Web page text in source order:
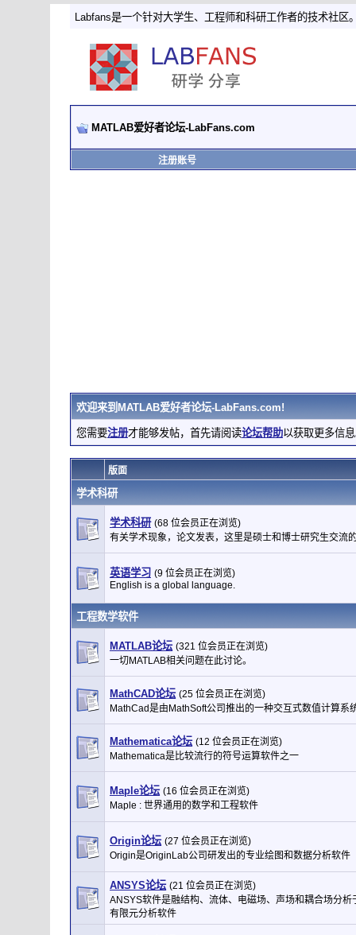
Labfans是一个针对大学生、工程师和科研工作者的技术社区
MATLAB爱好者论坛-LabFans.com
注册账号
欢迎来到 MATLAB爱好者论坛-LabFans.com!
您需要注册才能够发帖，首先请阅读论坛帮助以获取更多信
版面
学术科研
学术科研 (68 位会员正在浏览)
有关学术现象，论文发表，这里是硕士和博士研究生交流
英语学习 (9 位会员正在浏览)
English is a global language.
工程数学软件
MATLAB论坛 (321 位会员正在浏览)
一切MATLAB相关问题在此讨论。
MathCAD论坛 (25 位会员正在浏览)
MathCad是由MathSoft公司推出的一种交互式数值计算系
Mathematica论坛 (12 位会员正在浏览)
Mathematica是比较流行的符号运算软件之一
Maple论坛 (16 位会员正在浏览)
Maple : 世界通用的数学和工程软件
Origin论坛 (27 位会员正在浏览)
Origin是OriginLab公司研发出的专业绘图和数据分析软件
ANSYS论坛 (21 位会员正在浏览)
ANSYS软件是融结构、流体、电磁场、声场和耦合场分析
有限元分析软件